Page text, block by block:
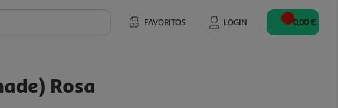
FAVORITOS LOGIN 0,00 €
Rosa